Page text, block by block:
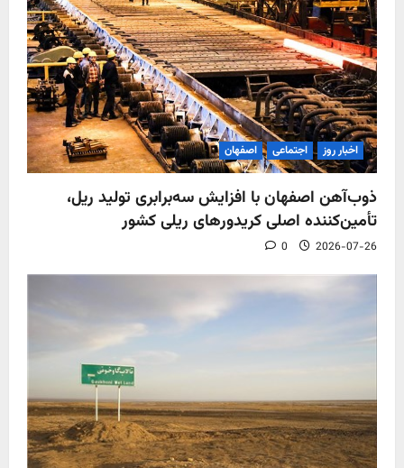
اخبار روز اجتماعی اصفهان
ذوب‌آهن اصفهان با افزایش سه‌برابری تولید ریل،
تأمین‌کننده اصلی کریدورهای ریلی کشور
2026-07-26
0